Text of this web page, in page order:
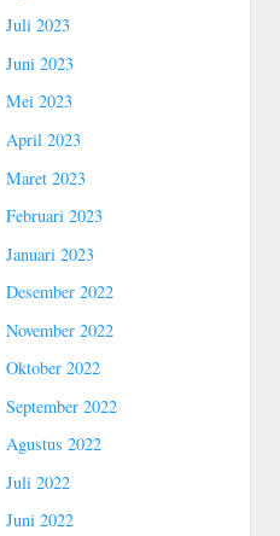
Juli 2023
Juni 2023
Mei 2023
April 2023
Maret 2023
Februari 2023
Januari 2023
Desember 2022
November 2022
Oktober 2022
September 2022
Agustus 2022
Juli 2022
Juni 2022